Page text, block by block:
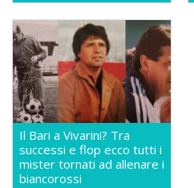
Il Bari a Vivarini? Tra
successi e flop ecco tutti i
mister tornati ad allenare i
biancorossi